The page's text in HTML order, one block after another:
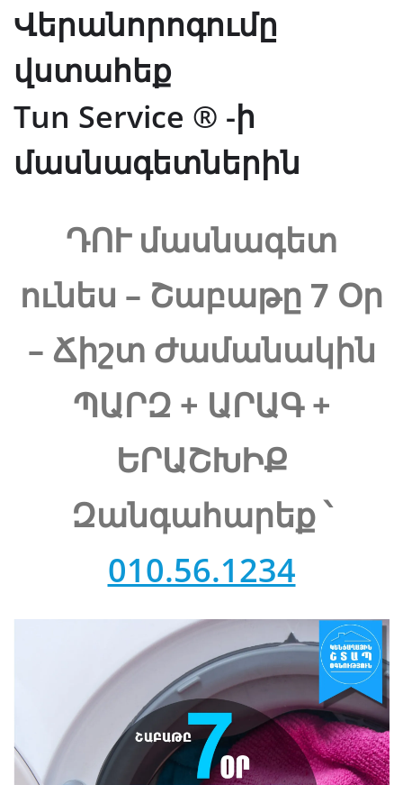
Վերանորոգումը
վստահեք
Tun Service ® -ի
մասնագետներին
ԴՈՒ մասնագետ
ունես – Շաբաթը 7 Օր
– Ճիշտ Ժամանակին
ՊԱՐԶ + ԱՐԱԳ +
ԵՐԱՇԽԻՔ
Զանգահարեք ՝
010.56.1234